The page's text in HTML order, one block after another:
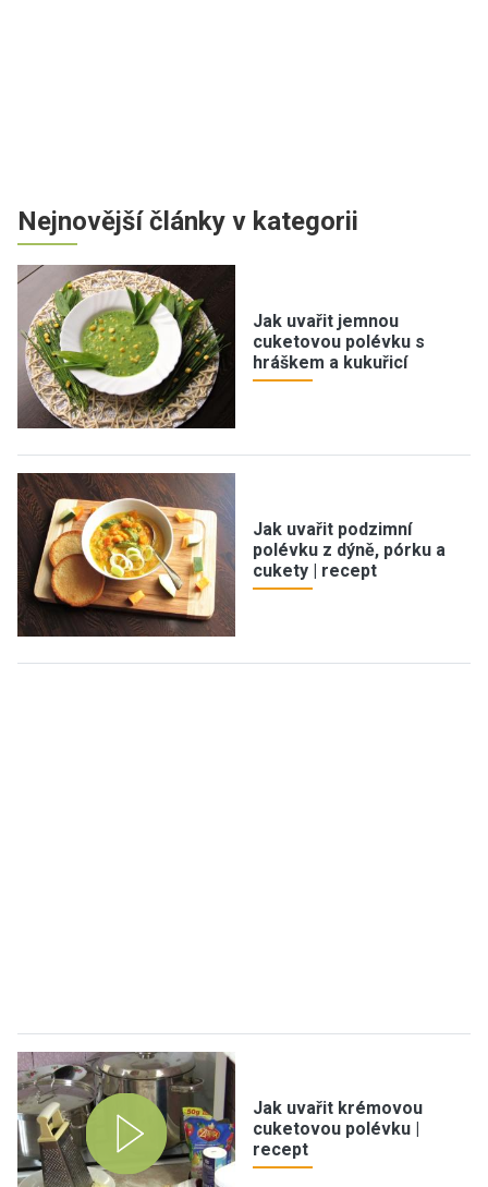
Nejnovější články v kategorii
Jak uvařit jemnou
cuketovou polévku s
hráškem a kukuřicí
Jak uvařit podzimní
polévku z dýně, pórku a
cukety | recept
Jak uvařit krémovou
cuketovou polévku |
recept